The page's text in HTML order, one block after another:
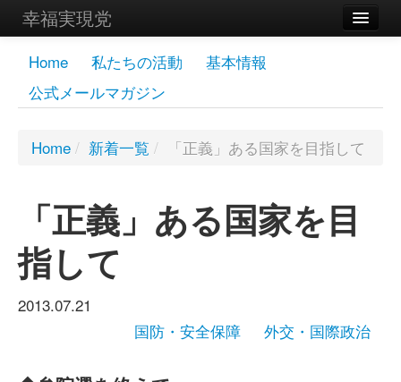
幸福実現党
メンバーズページ
党員
幸福の科学グループ
Home 私たちの活動
基本情報
公式メールマガジン
Home / 新着一覧 / 「正義」ある国家を目指して
「正義」ある国家を目
指して
2013.07.21
国防・安全保障
外交・国際政治